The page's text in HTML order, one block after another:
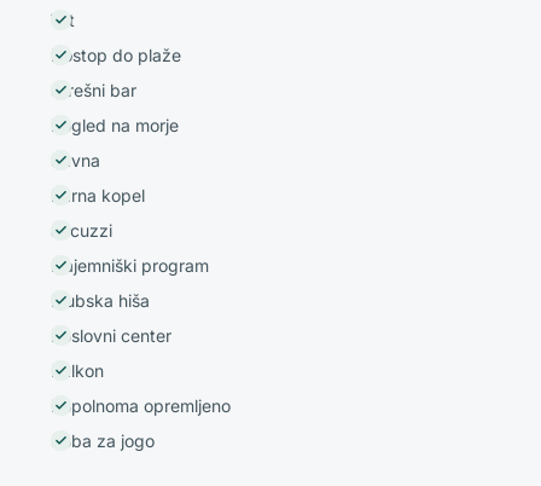
Vrt
Dostop do plaže
Strešni bar
Pogled na morje
Savna
Parna kopel
Jacuzzi
Najemniški program
Klubska hiša
Poslovni center
Balkon
Popolnoma opremljeno
Soba za jogo